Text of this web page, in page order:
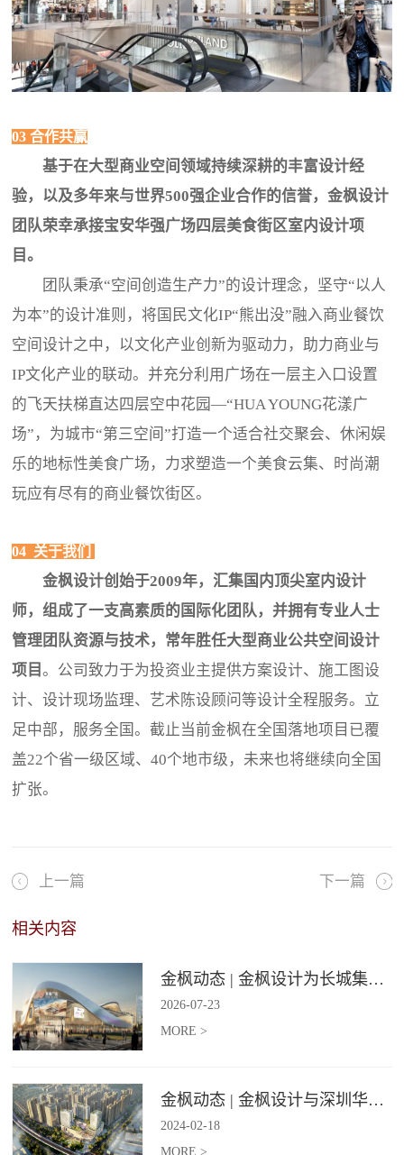
03 合作共赢
基于在大型商业空间领域持续深耕的丰富设计经
验，以及多年来与世界500强企业合作的信誉，金枫设计
团队荣幸承接宝安华强广场四层美食街区室内设计项
目。
团队秉承“空间创造生产力”的设计理念，坚守“以人
为本”的设计准则，将国民文化IP“熊出没”融入商业餐饮
空间设计之中，以文化产业创新为驱动力，助力商业与
IP文化产业的联动。并充分利用广场在一层主入口设置
的飞天扶梯直达四层空中花园—“HUA YOUNG花漾广
场”，为城市“第三空间”打造一个适合社交聚会、休闲娱
乐的地标性美食广场，力求塑造一个美食云集、时尚潮
玩应有尽有的商业餐饮街区。
04 关于我们
金枫设计创始于2009年，汇集国内顶尖室内设计
师，组成了一支高素质的国际化团队，并拥有专业人士
管理团队资源与技术，常年胜任大型商业公共空间设计
项目。公司致力于为投资业主提供方案设计、施工图设
计、设计现场监理、艺术陈设顾问等设计全程服务。立
足中部，服务全国。截止当前金枫在全国落地项目已覆
盖22个省一级区域、40个地市级，未来也将继续向全国
扩张。
上一篇 下一篇
相关内容
金枫动态 | 金枫设计为长城集团爱情广场打造汽车文化主题美食食集
2026-07-23
MORE >
金枫动态 | 金枫设计与深圳华强集团携手打造华强商业旗舰项目——宝安华强广场美食街区
2024-02-18
MORE >